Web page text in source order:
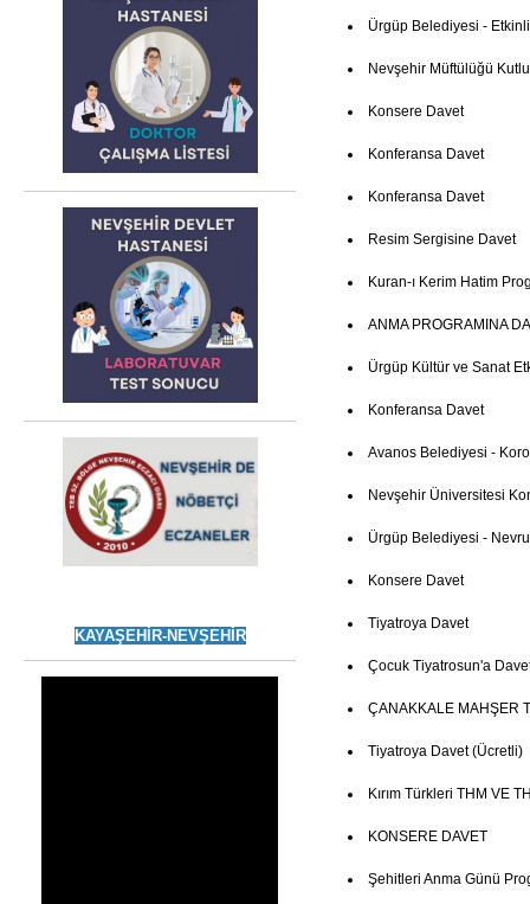
KAYAŞEHİR-NEVŞEHİR
Ürgüp Belediyesi -
Nevşehir Müftülüğü
Konsere Davet
Konferansa Davet
Konferansa Davet
Resim Sergisine Davet
Kuran-ı Kerim Hatim
ANMA PROGRAMINA
Ürgüp Kültür ve Sanat
Konferansa Davet
Avanos Belediyesi -
Nevşehir Üniversitesi
Ürgüp Belediyesi -
Konsere Davet
Tiyatroya Davet
Çocuk Tiyatrosun'a
ÇANAKKALE MAHŞER
Tiyatroya Davet (Ücretli)
Kırım Türkleri THM VE
KONSERE DAVET
Şehitleri Anma Günü